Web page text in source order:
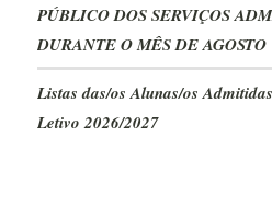
PÚBLICO DOS SERVIÇOS
DURANTE O MÊS DE AGOSTO
Listas das/os Alunas/os
Letivo 2026/2027